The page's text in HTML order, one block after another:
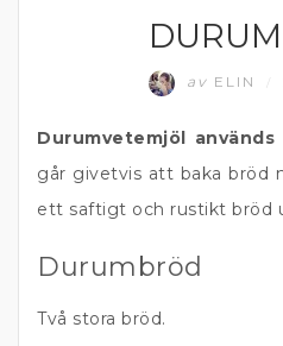
av ELIN
Durumvetemjöl
går givetvis att baka bröd
ett saftigt och rustikt bröd
Durumbröd
Två stora bröd.